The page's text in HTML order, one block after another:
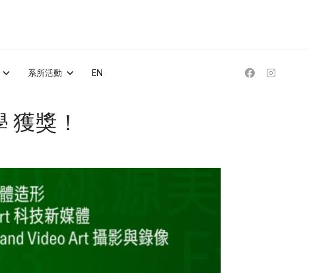
系所活動 EN
獲獎！